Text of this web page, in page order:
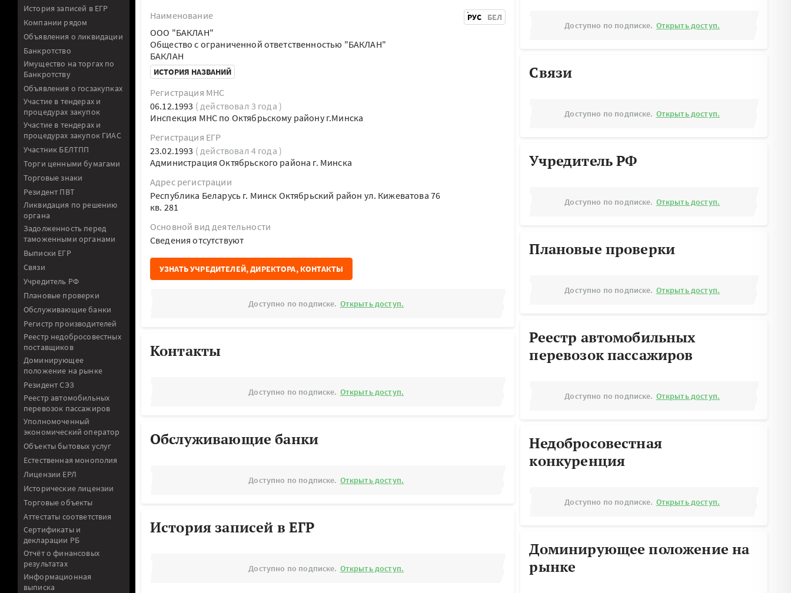
История записей в ЕГР
Компании рядом
Объявления о ликвидации
Банкротство
Имущество на торгах по
Банкротству
Объявления о госзакупках
Участие в тендерах и
процедурах закупок
Участие в тендерах и
процедурах закупок ГИАС
Участник БЕЛТПП
Торги ценными бумагами
Торговые знаки
Резидент ПВТ
Ликвидация по решению
органа
Задолженность перед
таможенными органами
Выписки ЕГР
Связи
Учредитель РФ
Плановые проверки
Обслуживающие банки
Регистр производителей
Реестр недобросовестных
поставщиков
Доминирующее
положение на рынке
Резидент СЭЗ
Реестр автомобильных
перевозок пассажиров
Уполномоченный
экономический оператор
Объекты бытовых услуг
Естественная монополия
Лицензии ЕРЛ
Исторические лицензии
Торговые объекты
Аттестаты соответствия
Сертификаты и
декларации РБ
Отчёт о финансовых
результатах
Информационная
выписка
Наименование
РУС БЕЛ
ООО "БАКЛАН"
Общество с ограниченной ответственностью "БАКЛАН"
БАКЛАН
ИСТОРИЯ НАЗВАНИЙ
Регистрация МНС
06.12.1993 ( действовал 3 года )
Инспекция МНС по Октябрьскому району г.Минска
Регистрация ЕГР
23.02.1993 ( действовал 4 года )
Администрация Октябрьского района г. Минска
Адрес регистрации
Республика Беларусь г. Минск Октябрьский район ул. Кижеватова 76
кв. 281
Основной вид деятельности
Cведения отсутствуют
УЗНАТЬ УЧРЕДИТЕЛЕЙ, ДИРЕКТОРА, КОНТАКТЫ
Доступно по подписке. Открыть доступ.
Контакты
Доступно по подписке. Открыть доступ.
Обслуживающие банки
Доступно по подписке. Открыть доступ.
История записей в ЕГР
Доступно по подписке. Открыть доступ.
Доступно по подписке. Открыть доступ.
Связи
Доступно по подписке. Открыть доступ.
Учредитель РФ
Доступно по подписке. Открыть доступ.
Плановые проверки
Доступно по подписке. Открыть доступ.
Реестр автомобильных
перевозок пассажиров
Доступно по подписке. Открыть доступ.
Недобросовестная
конкуренция
Доступно по подписке. Открыть доступ.
Доминирующее положение на
рынке